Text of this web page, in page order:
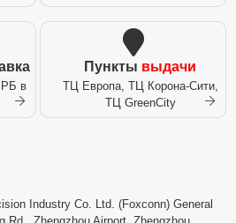
РБ в
Пункты выдачи
ТЦ Европа, ТЦ Корона-Сити,
ТЦ GreenCity
Industry Co. Ltd. (Foxconn) General